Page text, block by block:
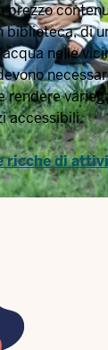
prezzo
di
nelle
accessibili.
ricche di